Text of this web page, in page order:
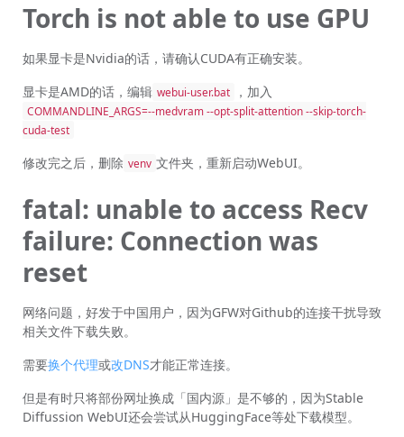
Torch is not able to use GPU
如果显卡是Nvidia的话，请确认CUDA有正确安装。
显卡是AMD的话，编辑 webui-user.bat ，加入
COMMANDLINE_ARGS=--medvram --opt-split-attention --skip-torch-
cuda-test
修改完之后，删除 venv 文件夹，重新启动WebUI。
fatal: unable to access Recv
failure: Connection was
reset
网络问题，好发于中国用户，因为GFW对Github的连接干扰导致
相关文件下载失败。
需要换个代理或改DNS才能正常连接。
但是有时只将部份网址换成「国内源」是不够的，因为Stable
Diffussion WebUI还会尝试从HuggingFace等处下载模型。